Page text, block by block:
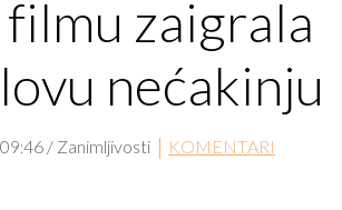
zaigrala
nećakinju
/ Zanimljivosti KOMENTARI